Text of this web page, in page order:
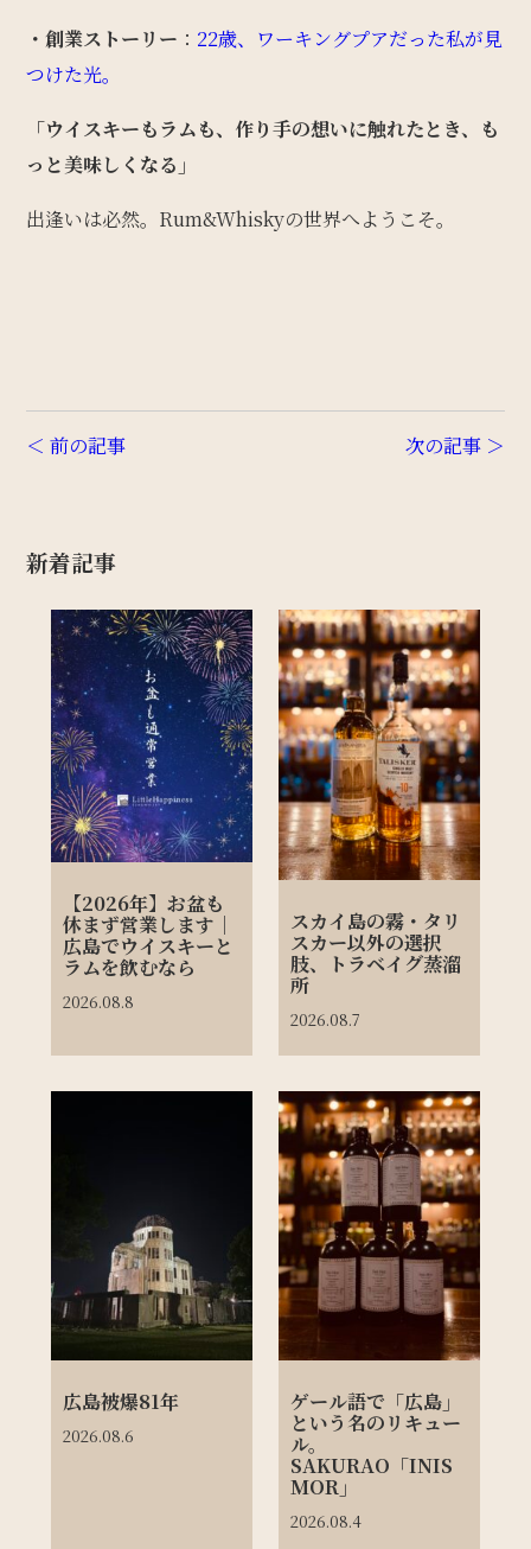
・創業ストーリー ： 22歳、ワーキングプアだった私が見
つけた光。
「ウイスキーもラムも、作り手の想いに触れたとき、も
っと美味しくなる」
出逢いは必然。Rum&Whiskyの世界へようこそ。
＜ 前の記事 次の記事 ＞
新着記事
【2026年】お盆も
休まず営業します｜
広島でウイスキーと
ラムを飲むなら
2026.08.8
スカイ島の霧・タリ
スカー以外の選択
肢、トラベイグ蒸溜
所
2026.08.7
広島被爆81年
2026.08.6
ゲール語で「広島」
という名のリキュー
ル。
SAKURAO「INIS
MOR」
2026.08.4